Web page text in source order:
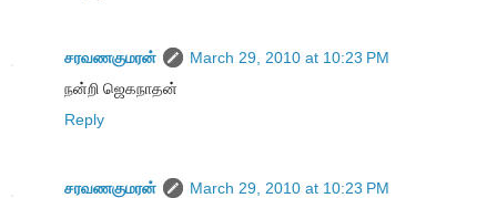
சரவணகுமரன்
March 29, 2010 at 10:23 PM
நன்றி ஜெகநாதன்
Reply
சரவணகுமரன்
March 29, 2010 at 10:23 PM